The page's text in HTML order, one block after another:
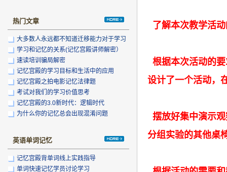
热门文章
大多数人永远都不知道迁移能力对于学习
的重
学习和记忆的关系(记忆宫殿讲师解密）
速读培训骗局解密
记忆宫殿的学习目标和生活中的应用
记忆宫殿之拍电影记忆法律题
考试对我们的学习价值思考
记忆宫殿的3.0新时代：逻辑时代
为什么你的记忆总会出现混淆问题
英语单词记忆
记忆宫殿背单词线上实践指导
单词快速记忆学员讨论学习
了解本次教学活
根据本次活动的
设计了一个活动，
摆放好集中演示
分组实验的其他桌